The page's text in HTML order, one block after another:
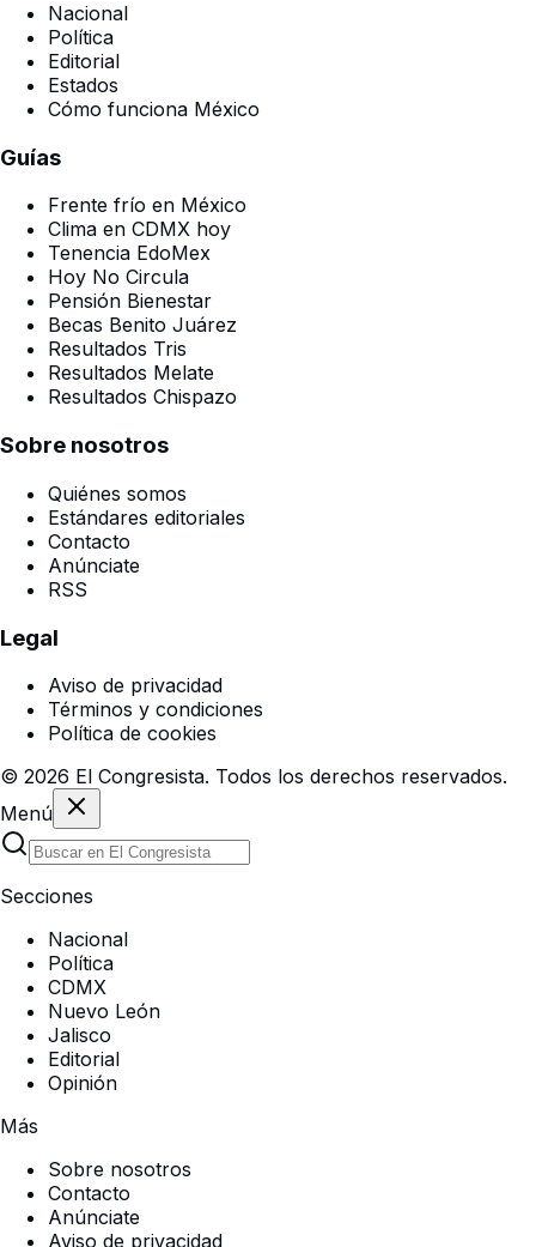
Nacional
Política
Editorial
Estados
Cómo funciona México
Guías
Frente frío en México
Clima en CDMX hoy
Tenencia EdoMex
Hoy No Circula
Pensión Bienestar
Becas Benito Juárez
Resultados Tris
Resultados Melate
Resultados Chispazo
Sobre nosotros
Quiénes somos
Estándares editoriales
Contacto
Anúnciate
RSS
Legal
Aviso de privacidad
Términos y condiciones
Política de cookies
© 2026 El Congresista. Todos los derechos reservados.
Menú
Secciones
Nacional
Política
CDMX
Nuevo León
Jalisco
Editorial
Opinión
Más
Sobre nosotros
Contacto
Anúnciate
Aviso de privacidad